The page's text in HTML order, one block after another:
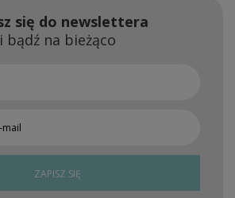
się do newslettera
i bądź na bieżąco
ZAPISZ SIĘ